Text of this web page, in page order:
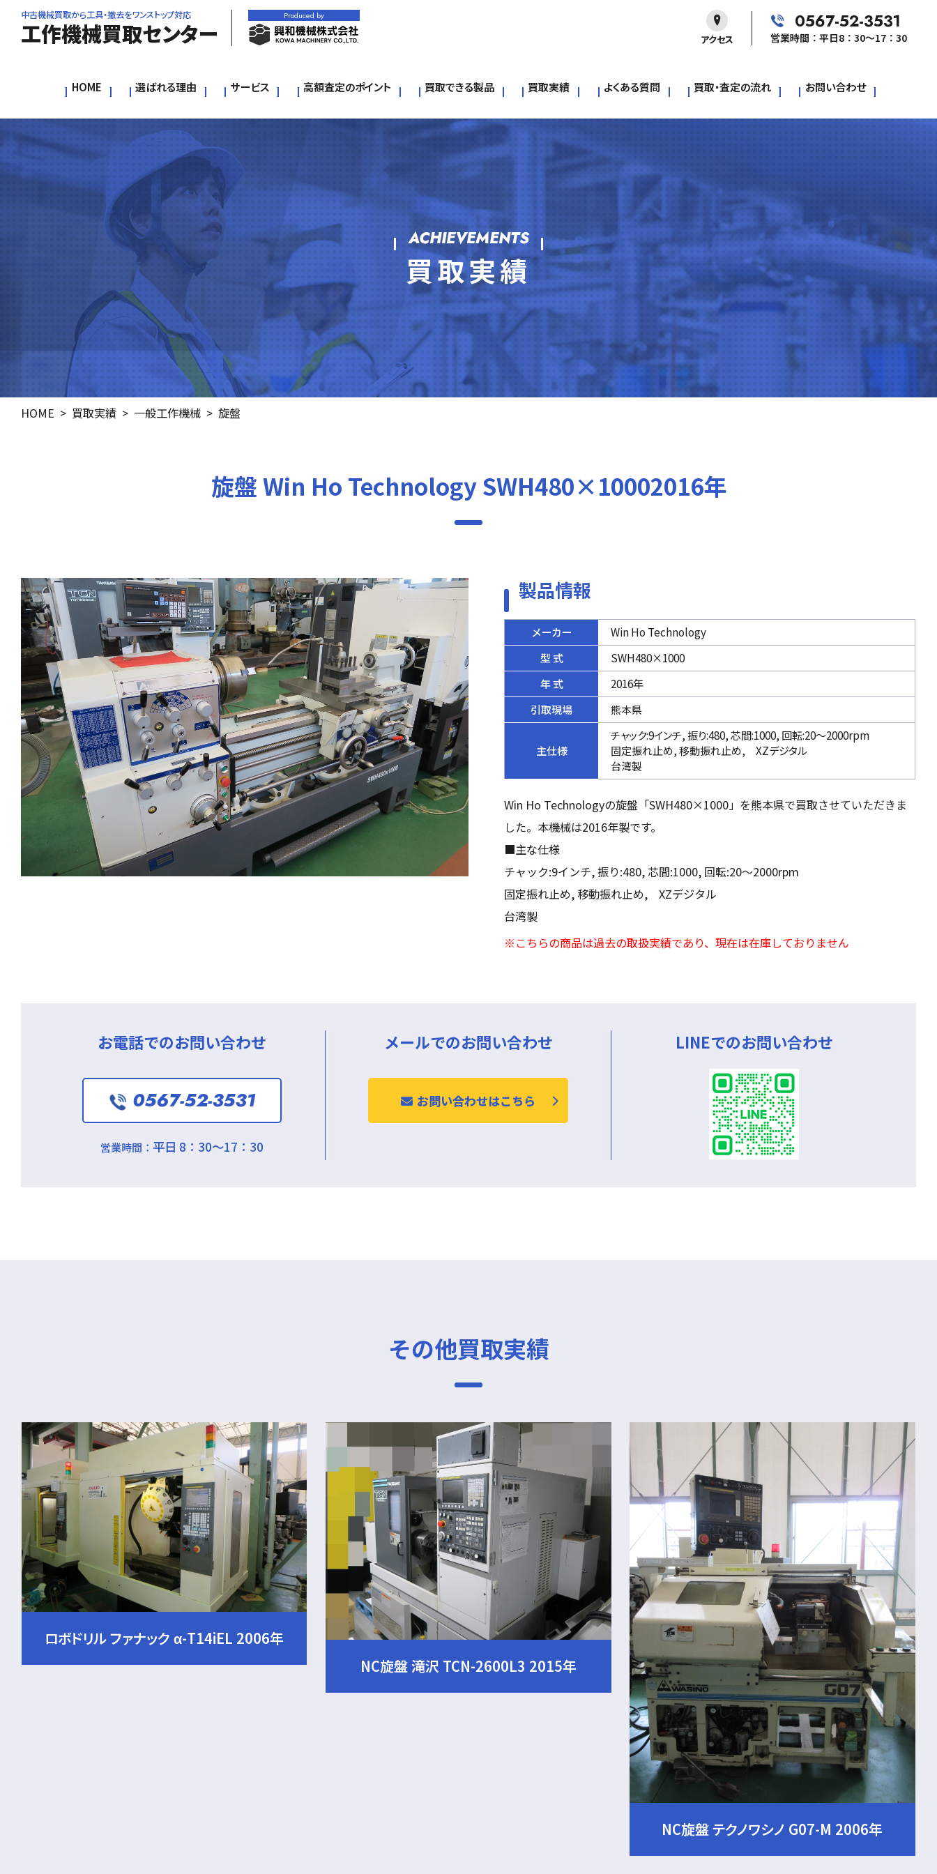
中古機械買取から工具・撤去をワンストップ対応
工作機械買取センター
Produced by
アクセス
0567-52-3531
営業時間：平日8：30～17：30
HOME 選ばれる理由 サービス 高額査定のポイント 買取できる製品 買取実績 よくある質問 買取・査定の流れ お問い合わせ
ACHIEVEMENTS
買取実績
HOME 買取実績 一般工作機械 旋盤
旋盤 Win Ho Technology SWH480×10002016年
製品情報
メーカー
Win Ho Technology
型 式
SWH480×1000
年 式
2016年
引取現場
熊本県
主仕様
チャック:9インチ, 振り:480, 芯間:1000, 回転:20～2000rpm
固定振れ止め, 移動振れ止め, XZデジタル
台湾製
Win Ho Technologyの旋盤「SWH480×1000」を熊本県で買取させていただきま
した。本機械は2016年製です。
■主な仕様
チャック:9インチ, 振り:480, 芯間:1000, 回転:20～2000rpm
固定振れ止め, 移動振れ止め, XZデジタル
台湾製
※こちらの商品は過去の取扱実績であり、現在は在庫しておりません
お電話でのお問い合わせ
0567-52-3531
営業時間： 平日 8：30～17：30
メールでのお問い合わせ
お問い合わせはこちら
LINEでのお問い合わせ
その他買取実績
ロボドリル ファナック α-T14iEL 2006年
NC旋盤 滝沢 TCN-2600L3 2015年
NC旋盤 テクノワシノ G07-M 2006年